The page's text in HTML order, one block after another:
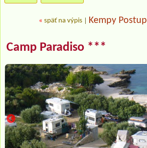
« späť na výpis Kempy Postup
Camp Paradiso ***